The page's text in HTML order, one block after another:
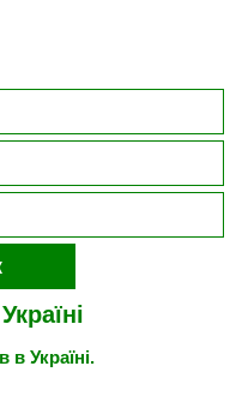
в Україні.